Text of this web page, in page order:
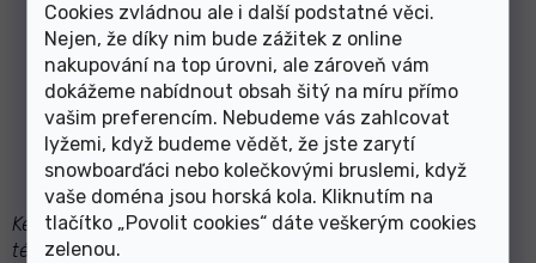
Cookies zvládnou ale i další podstatné věci.
Nejen, že díky nim bude zážitek z online
nakupování na top úrovni, ale zároveň vám
dokážeme nabídnout obsah šitý na míru přímo
vašim preferencím. Nebudeme vás zahlcovat
lyžemi, když budeme vědět, že jste zarytí
snowboarďáci nebo kolečkovými bruslemi, když
vaše doména jsou horská kola. Kliknutím na
tlačítko „Povolit cookies“ dáte veškerým cookies
zelenou.
Kellys má právo na změnu informací, které se nachází na
této stránce bez předchozího upozornění. Mezi